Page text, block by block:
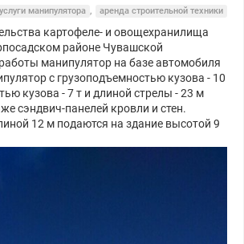
услуги манипулятора , аренда строительной техники
картофеле- и овощехранилища
районе Чувашской
манипулятор на базе автомобиля
с грузоподъемностью кузова - 10
кузова - 7 т и длиной стрелы - 23 м
сэндвич-панелей кровли и стен.
12 м подаются на здание высотой 9